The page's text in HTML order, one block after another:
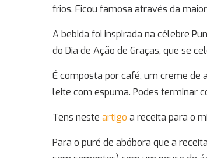
frios. Ficou famosa através da
A bebida foi inspirada na célebre
do Dia de Ação de Graças, que se
É composta por café, um creme de
leite com espuma. Podes terminar
Tens neste artigo a receita para o
Para o puré de abóbora que a